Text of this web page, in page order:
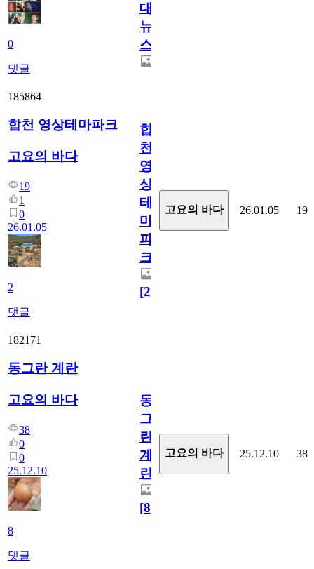
0
댓글
대
뉴
스
185864
합천 영상테마파크
고요의 바다
19
1
0
26.01.05
2
댓글
합
천
영
상
테
마
파
크
[2]
고요의 바다 26.01.05 19
182171
동그란 계란
고요의 바다
38
0
0
25.12.10
8
댓글
동
그
란
계
란
[8]
고요의 바다 25.12.10 38